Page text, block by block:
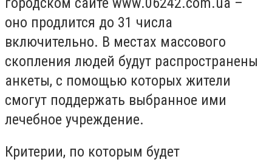
оно продлится до 31 числа
включительно. В местах массового
скопления людей будут распространены
анкеты, с помощью которых жители
смогут поддержать выбранное ими
лечебное учреждение.
Критерии, по которым будет